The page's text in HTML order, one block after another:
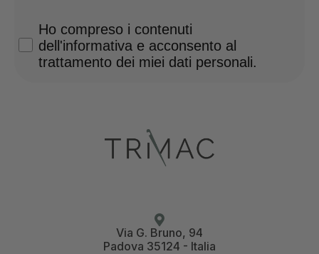
Privacy Policy
Ho compreso i contenuti
dell'informativa e acconsento al
trattamento dei miei dati personali.
Via G. Bruno, 94
Padova 35124 - Italia